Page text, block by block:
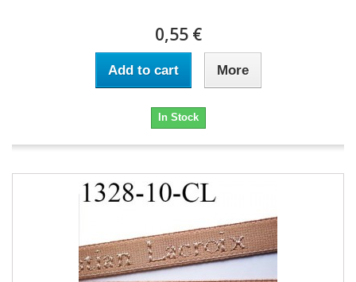
0,55 €
Add to cart More
In Stock